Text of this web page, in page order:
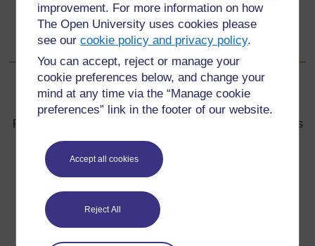
improvement. For more information on how
The Open University uses cookies please
see ourcookie policy and privacy policy.
You can accept, reject or manage your
cookie preferences below, and change your
mind at any time via the “Manage cookie
preferences” link in the footer of our website.
Accept all cookies
Reject All
Faire en sorte d’introduire le vocabulaire adéquat qui
aidera vos élèves à comprendre la nature de l’air et
comment il se comporte.
Précédent
Précédent
Ressource 5 : Tension superficielle – informations pour les
enseignants
Suivant
Suivant
1. Focus sur la langue d’apprentissage pour explorer le
thème « l’air »